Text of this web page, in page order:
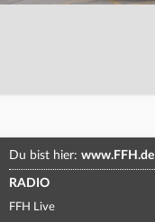
Du bist hier: www.FFH.de
RADIO
FFH Live